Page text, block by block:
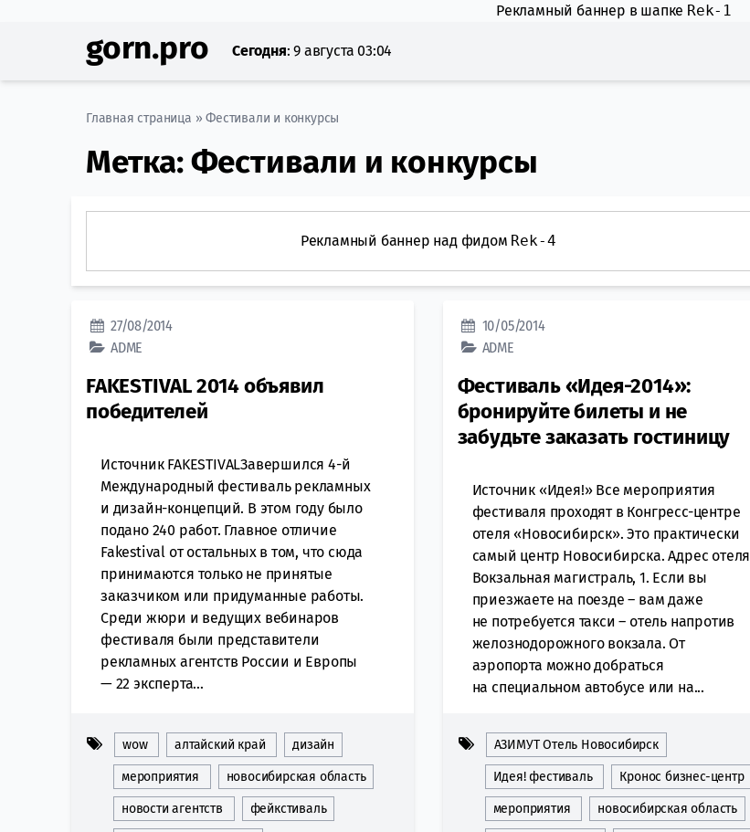
Рекламный баннер в шапке Rek-1
gorn.pro Сегодня: 9 августа 03:04
Главная страница »Фестивали и конкурсы
Метка:Фестивали и конкурсы
Рекламный баннер над фидом Rek-4
27/08/2014
ADME
FAKESTIVAL 2014 объявил
победителей
Источник FAKESTIVALЗавершился 4-й
Международный фестиваль рекламных
и дизайн-концепций. В этом году было
подано 240 работ. Главное отличие
Fakestival от остальных в том, что сюда
принимаются только не принятые
заказчиком или придуманные работы.
Среди жюри и ведущих вебинаров
фестиваля были представители
рекламных агентств России и Европы
— 22 эксперта...
wow алтайский край дизайн
мероприятия новосибирская область
новости агентств фейкстиваль
10/05/2014
ADME
Фестиваль «Идея-2014»:
бронируйте билеты и не
забудьте заказать гостиницу
Источник «Идея!» Все мероприятия
фестиваля проходят в Конгресс-центре
отеля «Новосибирск». Это практически
самый центр Новосибирска. Адрес отеля
Вокзальная магистраль, 1. Если вы
приезжаете на поезде – вам даже
не потребуется такси – отель напротив
желознодорожного вокзала. От
аэропорта можно добраться
на специальном автобусе или на...
АЗИМУТ Отель Новосибирск
Идея! фестиваль Кронос бизнес-центр
мероприятия новосибирская область